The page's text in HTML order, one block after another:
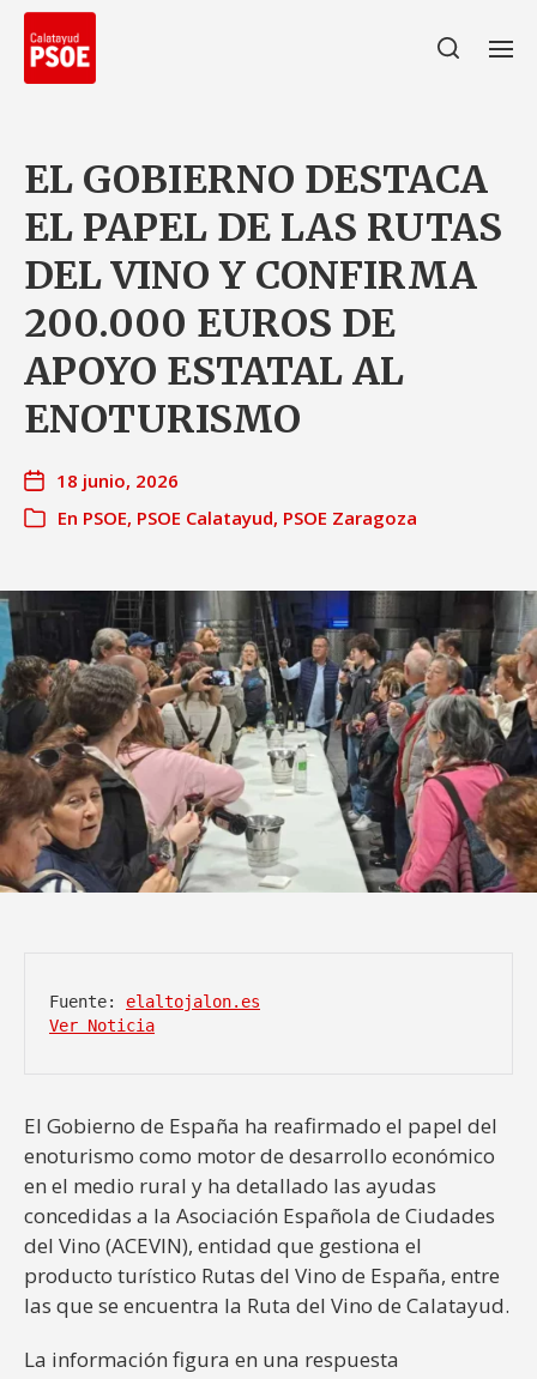
EL GOBIERNO DESTACA
EL PAPEL DE LAS RUTAS
DEL VINO Y CONFIRMA
200.000 EUROS DE
APOYO ESTATAL AL
ENOTURISMO
18 junio, 2026
En PSOE, PSOE Calatayud, PSOE Zaragoza
Fuente: elaltojalon.es
Ver Noticia
El Gobierno de España ha reafirmado el papel del
enoturismo como motor de desarrollo económico
en el medio rural y ha detallado las ayudas
concedidas a la Asociación Española de Ciudades
del Vino (ACEVIN), entidad que gestiona el
producto turístico Rutas del Vino de España, entre
las que se encuentra la Ruta del Vino de Calatayud.
La información figura en una respuesta